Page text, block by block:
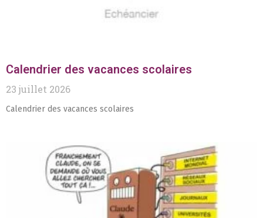
Calendrier des vacances scolaires
23 juillet 2026
Calendrier des vacances scolaires